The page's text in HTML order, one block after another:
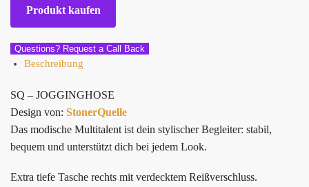
Produkt kaufen
Questions? Request a Call Back
Beschreibung
SQ – JOGGINGHOSE
Design von: StonerQuelle
Das modische Multitalent ist dein stylischer Begleiter: stabil,
bequem und unterstützt dich bei jedem Look.
Extra tiefe Tasche rechts mit verdecktem Reißverschluss.